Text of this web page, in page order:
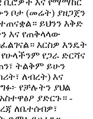
ቦታ (መሬት) ያዘጋጀን
ይህንን እቅድ
እና የጠቅላላው
እርስዎ እንዴት
የጋራ ድርሻና
ትልቅም ይሁን
ለብረት) እና
የቻሉትን ያህል
ያድርጉ። -
ለቤተሰብዎ፣